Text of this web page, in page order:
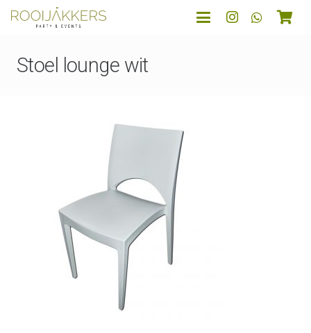
Stoel lounge wit